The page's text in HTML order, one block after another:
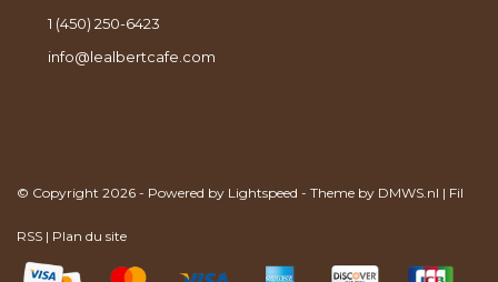
1 (450) 250-6423
info@lealbertcafe.com
© Copyright 2026 - Powered by Lightspeed - Theme by DMWS.nl | Fil
RSS | Plan du site